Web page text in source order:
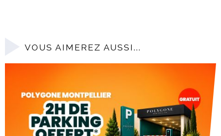
VOUS AIMEREZ AUSSI...